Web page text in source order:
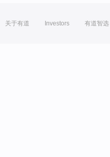
关于有道 Investors 有道智选